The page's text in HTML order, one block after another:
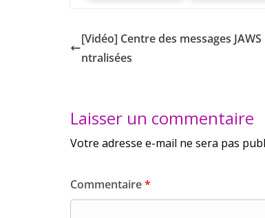
[Vidéo] Centre des messages
ntralisées
Laisser un commentaire
Votre adresse e-mail ne sera pas
Commentaire*